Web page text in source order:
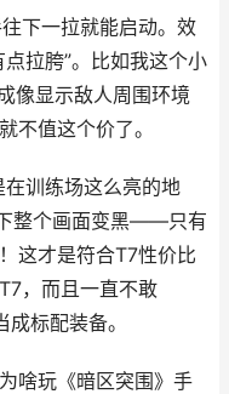
下一拉就能启动。效
拉胯”。比如我这个小
像显示敌人周围环境
不值这个价了。
训练场这么亮的地
整个画面变黑——只有
这才是符合T7性价比
，而且一直不敢
标配装备。
啥玩《暗区突围》手